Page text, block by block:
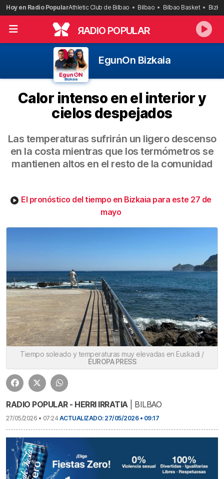
Saltar
al
contenido
Hoy en Radio PopularAthletic Club de Bilbao Bilbao Bilbao Basket
RADIO POPULAR
EgunOn Bizkaia
Calor intenso en el interior y
cielos despejados
Las temperaturas sufrirán un ligero descenso
en la costa mientras que los termómetros se
mantienen altos en el resto de la comunidad
El pronóstico del tiempo en Bizkaia para este 27 de
mayo
Tiempo soleado y temperaturas muy elevadas en Euskadi /
EUROPA PRESS
RADIO POPULAR - HERRI IRRATIA| BILBAO
27/05/2026 • 07:24 ACTUALIZADO: 27/05/2026 • 09:17